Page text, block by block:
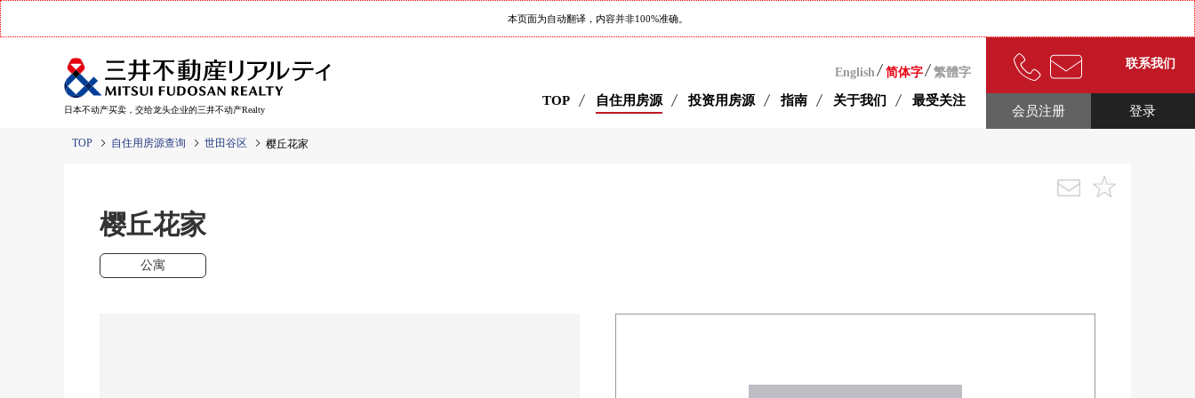
本页面为自动翻译，内容并非100%准确。
日本不动产买卖，交给龙头企业的三井不动产Realty
English 简体字 繁體字
TOP 自住用房源 投资用房源 指南 关于我们 最受关注
联系我们
登录
会员注册
TOP 自住用房源查询 世田谷区 樱丘花家
樱丘花家
公寓